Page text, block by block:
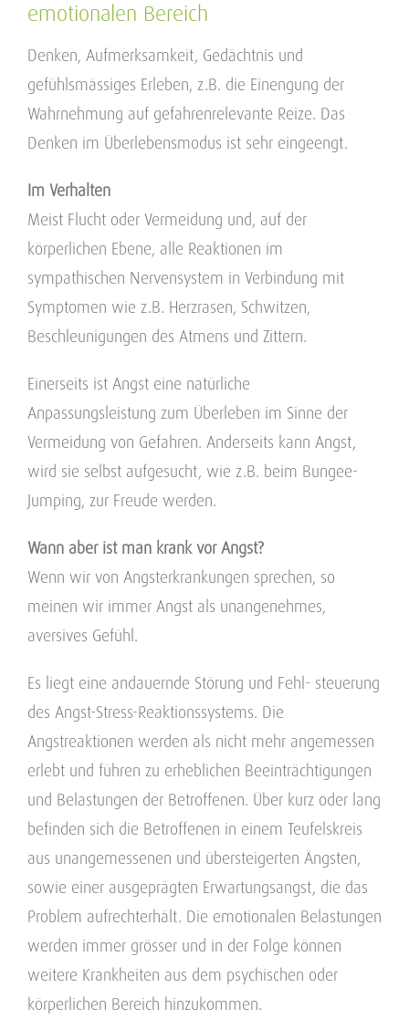
emotionalen Bereich
Denken, Aufmerksamkeit, Gedächtnis und
gefühlsmässiges Erleben, z.B. die Einengung der
Wahrnehmung auf gefahrenrelevante Reize. Das
Denken im Überlebensmodus ist sehr eingeengt.
Im Verhalten
Meist Flucht oder Vermeidung und, auf der
körperlichen Ebene, alle Reaktionen im
sympathischen Nervensystem in Verbindung mit
Symptomen wie z.B. Herzrasen, Schwitzen,
Beschleunigungen des Atmens und Zittern.
Einerseits ist Angst eine natürliche
Anpassungsleistung zum Überleben im Sinne der
Vermeidung von Gefahren. Anderseits kann Angst,
wird sie selbst aufgesucht, wie z.B. beim Bungee-
Jumping, zur Freude werden.
Wann aber ist man krank vor Angst?
Wenn wir von Angsterkrankungen sprechen, so
meinen wir immer Angst als unangenehmes,
aversives Gefühl.
Es liegt eine andauernde Störung und Fehl- steuerung
des Angst-Stress-Reaktionssystems. Die
Angstreaktionen werden als nicht mehr angemessen
erlebt und führen zu erheblichen Beeinträchtigungen
und Belastungen der Betroffenen. Über kurz oder lang
befinden sich die Betroffenen in einem Teufelskreis
aus unangemessenen und übersteigerten Ängsten,
sowie einer ausgeprägten Erwartungsangst, die das
Problem aufrechterhält. Die emotionalen Belastungen
werden immer grösser und in der Folge können
weitere Krankheiten aus dem psychischen oder
körperlichen Bereich hinzukommen.